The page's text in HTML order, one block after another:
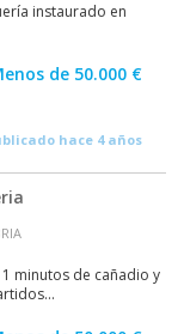
instaurado en
de 50.000 €
hace 4 años
minutos de cañadio y